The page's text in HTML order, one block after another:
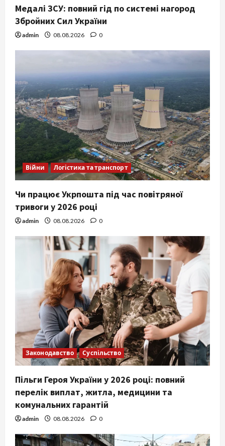
Медалі ЗСУ: повний гід по системі нагород
Збройних Сил України
admin 08.08.2026 0
Війни Логістика та транспорт
Чи працює Укрпошта під час повітряної
тривоги у 2026 році
admin 08.08.2026 0
Законодавство Суспільство
Пільги Героя України у 2026 році: повний
перелік виплат, житла, медицини та
комунальних гарантій
admin 08.08.2026 0